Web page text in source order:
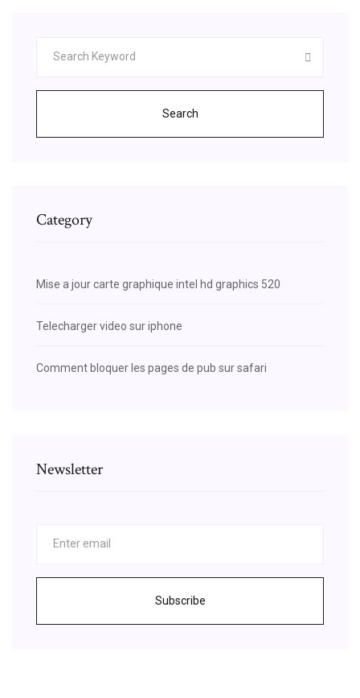
Search
Category
Mise a jour carte graphique intel hd graphics 520
Telecharger video sur iphone
Comment bloquer les pages de pub sur safari
Newsletter
Subscribe